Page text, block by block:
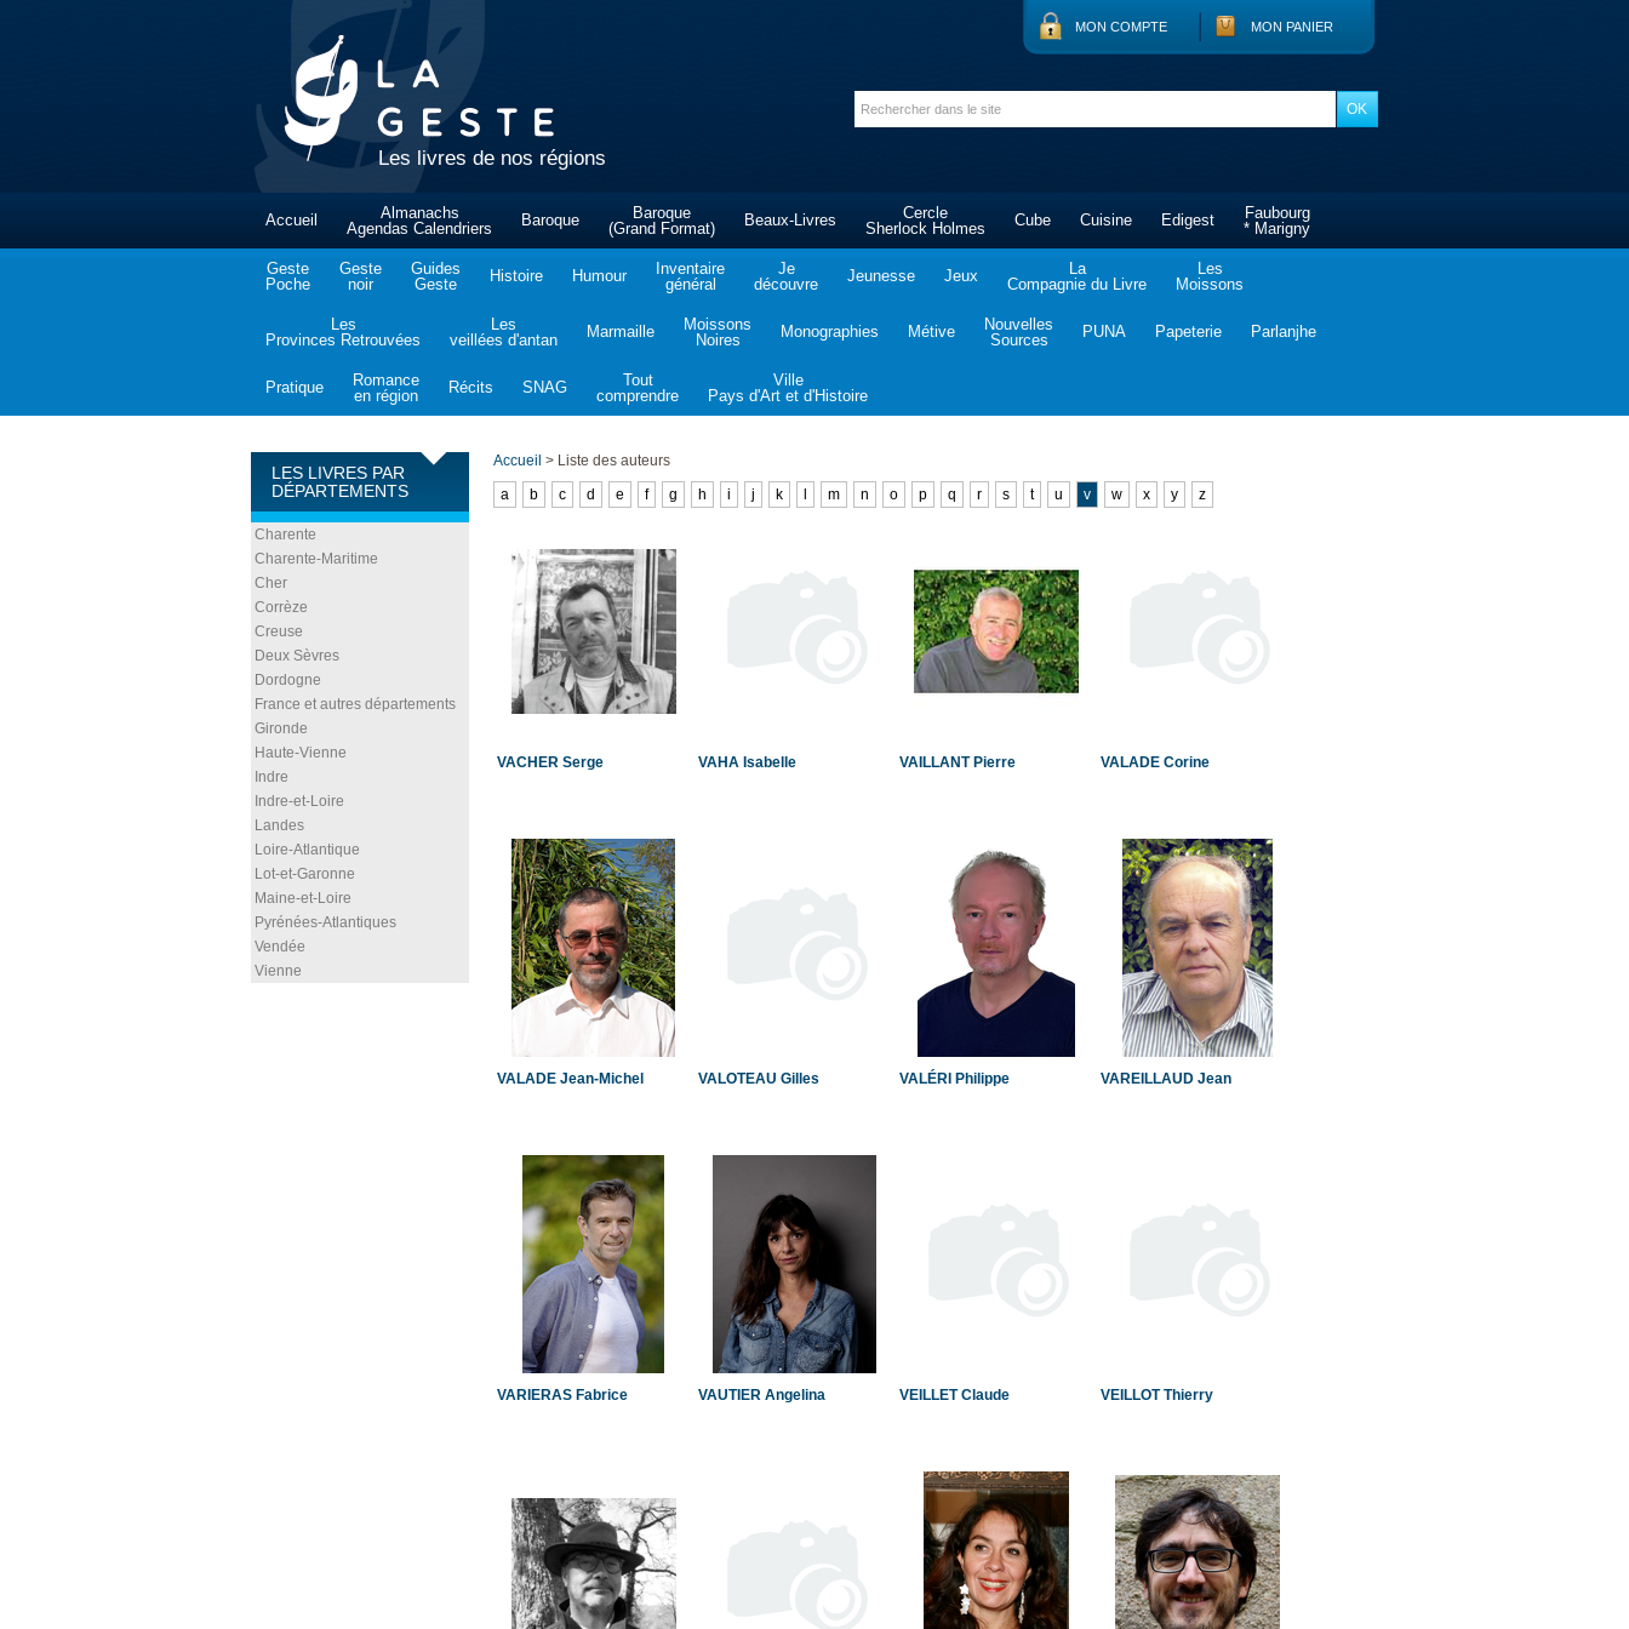
Les livres de nos régions
MON COMPTE MON PANIER
Accueil
Almanachs
Agendas Calendriers
Baroque
Baroque
(Grand Format)
Beaux-Livres
Cercle
Sherlock Holmes
Cube Cuisine Edigest
Faubourg
* Marigny
Geste
Poche
Geste
noir
Guides
Geste
Histoire Humour
Inventaire
général
Je
découvre
Jeunesse Jeux
La
Compagnie du Livre
Les
Moissons
Les
Provinces Retrouvées
Les
veillées d'antan
Marmaille
Moissons
Noires
Monographies Métive
Nouvelles
Sources
PUNA Papeterie Parlanjhe
Pratique
Romance
en région
Récits SNAG
Tout
comprendre
Ville
Pays d'Art et d'Histoire
LES LIVRES PAR
DÉPARTEMENTS
Charente
Charente-Maritime
Cher
Corrèze
Creuse
Deux Sèvres
Dordogne
France et autres départements
Gironde
Haute-Vienne
Indre
Indre-et-Loire
Landes
Loire-Atlantique
Lot-et-Garonne
Maine-et-Loire
Pyrénées-Atlantiques
Vendée
Vienne
Accueil > Liste des auteurs
a
b c d e f g h i j k m n o p q r s t u v w x y z
VACHER Serge VAHA Isabelle VAILLANT Pierre VALADE Corine
VALADE Jean-Michel VALOTEAU Gilles VALÉRI Philippe VAREILLAUD Jean
VARIERAS Fabrice VAUTIER Angelina VEILLET Claude VEILLOT Thierry